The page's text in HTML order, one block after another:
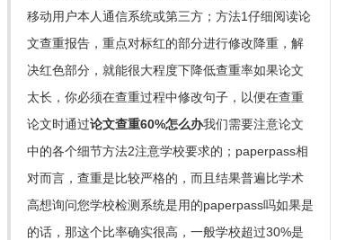
移动用户本人通信系统或第三方；方法1仔细阅读论
文查重报告，重点对标红的部分进行修改降重，解
决红色部分，就能很大程度下降低查重率如果论文
太长，你必须在查重过程中修改句子，以便在查重
论文时通过论文查重60%怎么办我们需要注意论文
中的各个细节方法2注意学校要求的；paperpass相
对而言，查重是比较严格的，而且结果普遍比学术
高想询问您学校检测系统是用的paperpass吗如果是
的话，那这个比率确实很高，一般学校超过30%是